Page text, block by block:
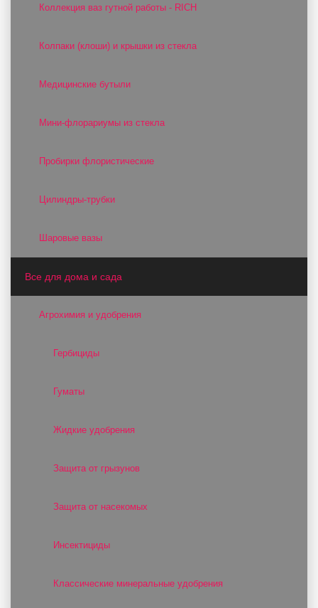
Коллекция ваз гутной работы - RICH
Колпаки (клоши) и крышки из стекла
Медицинские бутыли
Мини-флорариумы из стекла
Пробирки флористические
Цилиндры-трубки
Шаровые вазы
Все для дома и сада
Агрохимия и удобрения
Гербициды
Гуматы
Жидкие удобрения
Защита от грызунов
Защита от насекомых
Инсектициды
Классические минеральные удобрения